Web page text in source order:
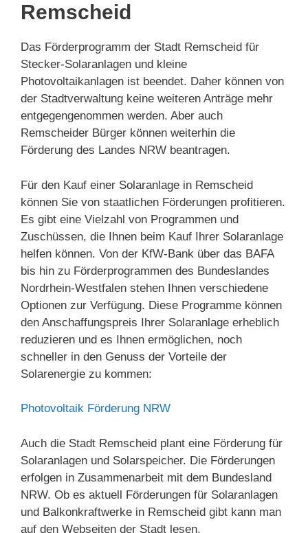
Remscheid
Das Förderprogramm der Stadt Remscheid für
Stecker-Solaranlagen und kleine
Photovoltaikanlagen ist beendet. Daher können von
der Stadtverwaltung keine weiteren Anträge mehr
entgegengenommen werden. Aber auch
Remscheider Bürger können weiterhin die
Förderung des Landes NRW beantragen.
Für den Kauf einer Solaranlage in Remscheid
können Sie von staatlichen Förderungen profitieren.
Es gibt eine Vielzahl von Programmen und
Zuschüssen, die Ihnen beim Kauf Ihrer Solaranlage
helfen können. Von der KfW-Bank über das BAFA
bis hin zu Förderprogrammen des Bundeslandes
Nordrhein-Westfalen stehen Ihnen verschiedene
Optionen zur Verfügung. Diese Programme können
den Anschaffungspreis Ihrer Solaranlage erheblich
reduzieren und es Ihnen ermöglichen, noch
schneller in den Genuss der Vorteile der
Solarenergie zu kommen:
Photovoltaik Förderung NRW
Auch die Stadt Remscheid plant eine Förderung für
Solaranlagen und Solarspeicher. Die Förderungen
erfolgen in Zusammenarbeit mit dem Bundesland
NRW. Ob es aktuell Förderungen für Solaranlagen
und Balkonkraftwerke in Remscheid gibt kann man
auf den Webseiten der Stadt lesen.